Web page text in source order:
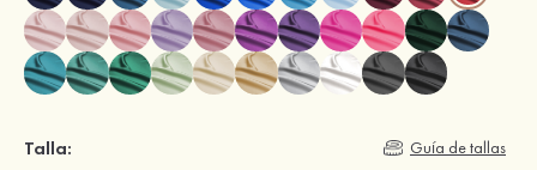
Talla: Guía de tallas